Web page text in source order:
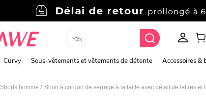
Hoodie
Curvy Sous-vêtements et vêtements de détente Accessoires &
Shorts homme / Short à cordon de serrage à la taille avec détail de lettres